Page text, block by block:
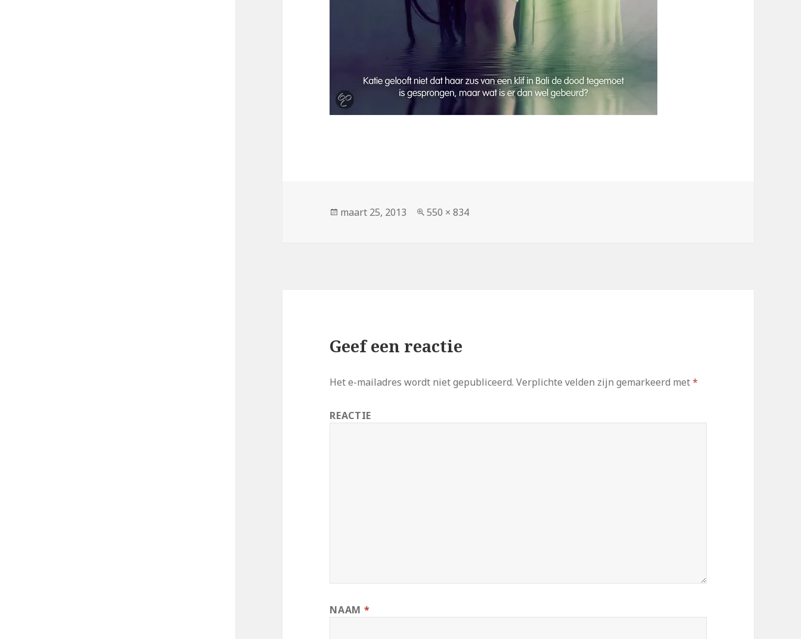
Geplaatst
maart 25, 2013
Volledige
550 × 834
Geef een reactie
Het e-mailadres wordt niet gepubliceerd. Verplichte velden zijn gemarkeerd met*
REACTIE
NAAM *